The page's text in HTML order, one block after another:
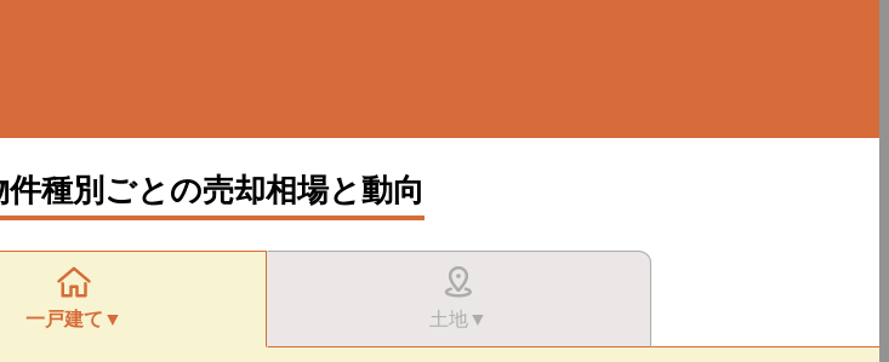
種別ごとの売却相場と動向
一戸建て▼ 土地▼